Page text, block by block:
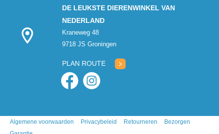
DE LEUKSTE DIERENWINKEL VAN
NEDERLAND
Kraneweg 48
9718 JS Groningen
PLAN ROUTE
Algemene voorwaarden Privacybeleid Retourneren
Bezorgen